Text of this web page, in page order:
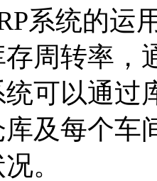
系统的运
周转率，
可以通过
及每个车
。